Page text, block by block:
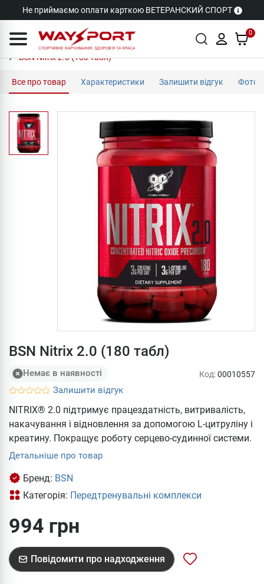
Не приймаємо оплати карткою ВЕТЕРАНСКИЙ СПОРТ
0
BSN Nitrix 2.0 (180 табл)
Все про товар Характеристики Залишити відгук Фото
BSN Nitrix 2.0 (180 табл)
Немає в наявності
Залишити відгук
Код:00010557
NITRIX® 2.0 підтримує працездатність, витривалість,
накачування і відновлення за допомогою L-цитруліну і
креатину. Покращує роботу серцево-судинної системи.
Детальніше про товар
Бренд: BSN
Категорія: Передтренувальні комплекси
994 грн
Повідомити про надходження